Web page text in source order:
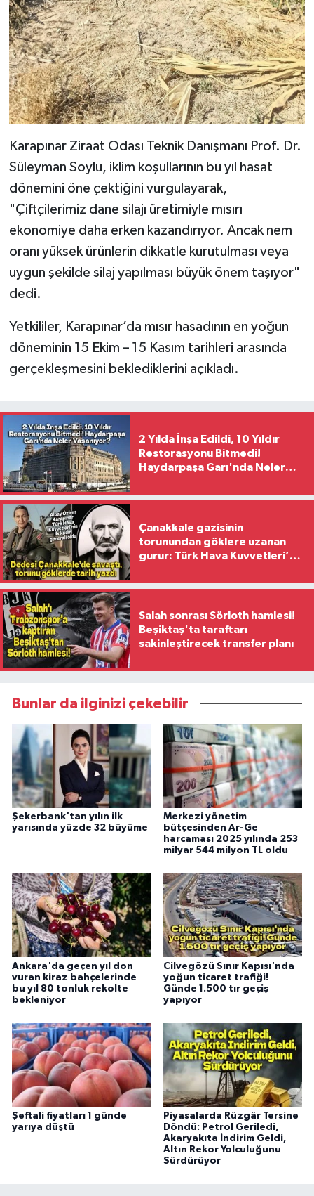
Karapınar Ziraat Odası Teknik Danışmanı Prof. Dr.
Süleyman Soylu, iklim koşullarının bu yıl hasat
dönemini öne çektiğini vurgulayarak,
"Çiftçilerimiz dane silajı üretimiyle mısırı
ekonomiye daha erken kazandırıyor. Ancak nem
oranı yüksek ürünlerin dikkatle kurutulması veya
uygun şekilde silaj yapılması büyük önem taşıyor"
dedi.
Yetkililer, Karapınar’da mısır hasadının en yoğun
döneminin 15 Ekim – 15 Kasım tarihleri arasında
gerçekleşmesini beklediklerini açıkladı.
2 Yılda İnşa Edildi, 10 Yıldır
Restorasyonu Bitmedi!
Haydarpaşa Garı'nda Neler
Çanakkale gazisinin
torunundan göklere uzanan
gurur: Türk Hava Kuvvetleri’nin
Salah sonrası Sörloth hamlesi!
Beşiktaş'ta taraftarı
sakinleştirecek transfer planı
Bunlar da ilginizi çekebilir
Şekerbank'tan yılın ilk
yarısında yüzde 32 büyüme
Merkezi yönetim
bütçesinden Ar-Ge
harcaması 2025 yılında 253
milyar 544 milyon TL oldu
Ankara'da geçen yıl don
vuran kiraz bahçelerinde
bu yıl 80 tonluk rekolte
bekleniyor
Cilvegözü Sınır Kapısı'nda
yoğun ticaret trafiği!
Günde 1.500 tır geçiş
yapıyor
Şeftali fiyatları 1 günde
yarıya düştü
Piyasalarda Rüzgâr Tersine
Döndü: Petrol Geriledi,
Akaryakıta İndirim Geldi,
Altın Rekor Yolculuğunu
Sürdürüyor